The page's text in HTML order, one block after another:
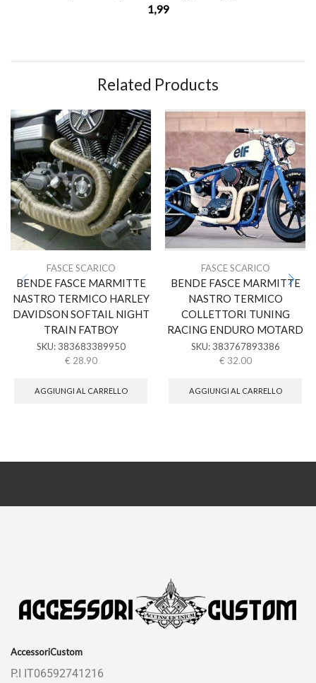
1,99
Related Products
FASCE SCARICO
BENDE FASCE MARMITTE
NASTRO TERMICO HARLEY
DAVIDSON SOFTAIL NIGHT
TRAIN FATBOY
SKU: 383683389950
€ 28.90
AGGIUNGI AL CARRELLO
FASCE SCARICO
BENDE FASCE MARMITTE
NASTRO TERMICO
COLLETTORI TUNING
RACING ENDURO MOTARD
SKU: 383767893386
€ 32.00
AGGIUNGI AL CARRELLO
AccessoriCustom
P.I IT06592741216